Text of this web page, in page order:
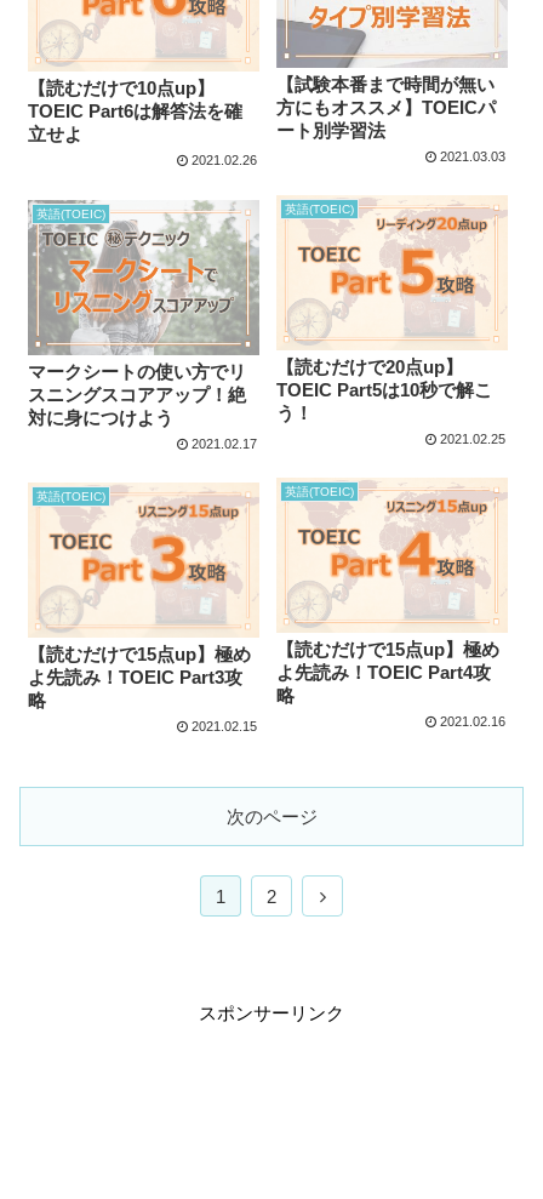
【試験本番まで時間が無い
方にもオススメ】TOEICパ
ート別学習法
2021.03.03
【読むだけで10点up】
TOEIC Part6は解答法を確
立せよ
2021.02.26
英語(TOEIC)
【読むだけで20点up】
TOEIC Part5は10秒で解こ
う！
2021.02.25
英語(TOEIC)
マークシートの使い方でリ
スニングスコアアップ！絶
対に身につけよう
2021.02.17
英語(TOEIC)
【読むだけで15点up】極め
よ先読み！TOEIC Part4攻
略
2021.02.16
英語(TOEIC)
【読むだけで15点up】極め
よ先読み！TOEIC Part3攻
略
2021.02.15
次のページ
1 2
スポンサーリンク